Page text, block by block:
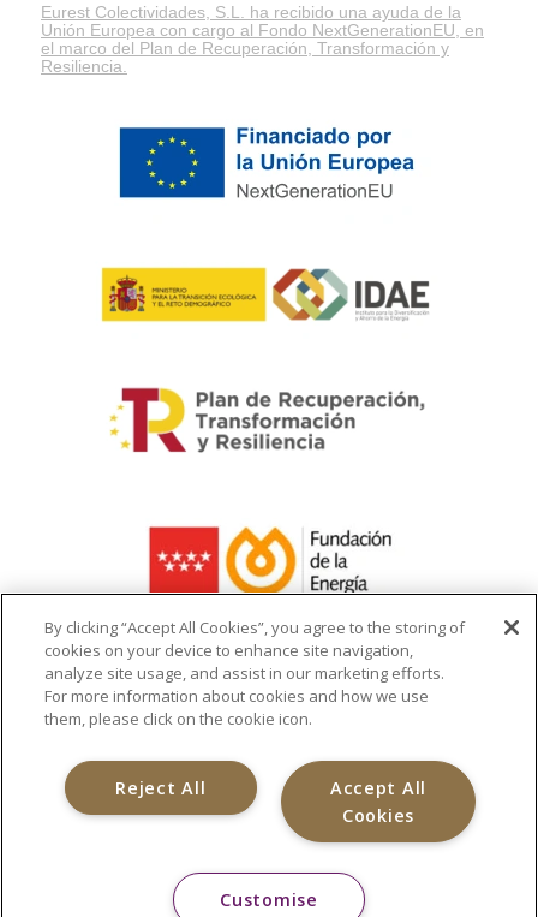
Eurest Colectividades, S.L. ha recibido una ayuda de la
Unión Europea con cargo al Fondo NextGenerationEU, en
el marco del Plan de Recuperación, Transformación y
Resiliencia
La ayuda recibida se destina a la
infraestructura del cargador de vehículo
By clicking “Accept All Cookies”, you agree to the storing of
cookies on your device to enhance site navigation,
analyze site usage, and assist in our marketing efforts.
For more information about cookies and how we use
them, please click on the cookie icon.
Accept All
Cookies
Reject All
Customise